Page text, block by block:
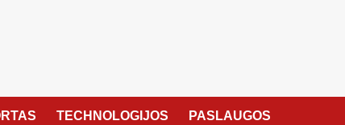
TECHNOLOGIJOS PASLAUGOS